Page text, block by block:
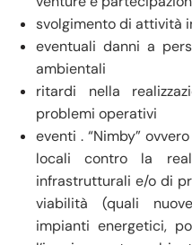
svolgimento di attività
eventuali danni a
ambientali
ritardi nella
problemi operativi
eventi . “Nimby”
locali contro la
infrastrutturali e/o di
viabilità (quali
impianti energetici,